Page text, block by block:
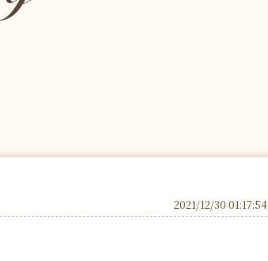
2021/12/30 01:17:54